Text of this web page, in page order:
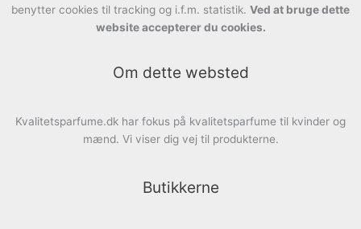
benytter cookies til tracking og i.f.m. statistik. Ved at bruge dette
website accepterer du cookies.
Om dette websted
Kvalitetsparfume.dk har fokus på kvalitetsparfume til kvinder og
mænd. Vi viser dig vej til produkterne.
Butikkerne